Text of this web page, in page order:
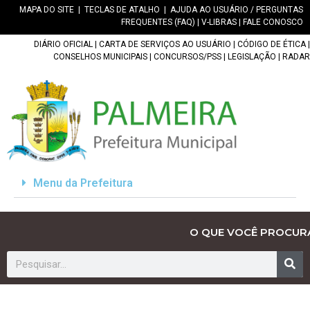
MAPA DO SITE TECLAS DE ATALHO
AJUDA AO USUÁRIO / PERGUNTAS
FREQUENTES (FAQ)
V-LIBRAS FALE CONOSCO
DIÁRIO OFICIAL CARTA DE SERVIÇOS AO USUÁRIO CÓDIGO DE ÉTICA|
CONSELHOS MUNICIPAIS
CONCURSOS/PSS LEGISLAÇÃO RADAR
Menu da Prefeitura
O QUE VOCÊ